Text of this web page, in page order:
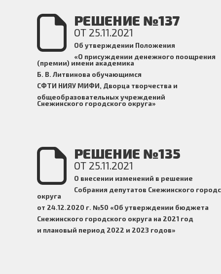
РЕШЕНИЕ №137
ОТ 25.11.2021
Об утверждении Положения
«О присуждении денежного поощрения
(премии) имени академика
Б. В. Литвинова обучающимся
СФТИ НИЯУ МИФИ, Дворца творчества и
общеобразовательных учреждений
Снежинского городского округа»
РЕШЕНИЕ №135
ОТ 25.11.2021
О внесении изменений в решение
Собрания депутатов Снежинского
округа
от 24.12.2020 г. №50 «Об утверждении бюджета
Снежинского городского округа на 2021 год
и плановый период 2022 и 2023 годов»